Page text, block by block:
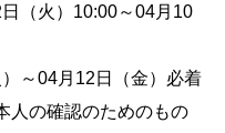
（火）10:00～04月10
～04月12日（金）必着
人の確認のためのもの